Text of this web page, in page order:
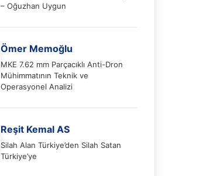
– Oğuzhan Uygun
Ömer Memoğlu
MKE 7.62 mm Parçacıklı Anti-Dron
Mühimmatının Teknik ve
Operasyonel Analizi
Reşit Kemal AS
Silah Alan Türkiye’den Silah Satan
Türkiye’ye